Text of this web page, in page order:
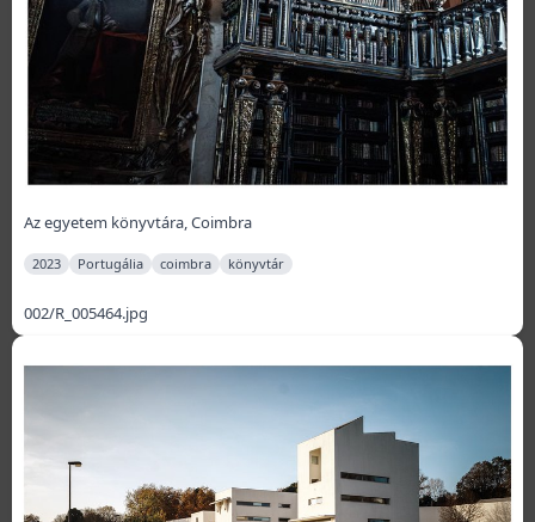
Az egyetem könyvtára, Coimbra
2023 Portugália coimbra könyvtár
002/R_005464.jpg